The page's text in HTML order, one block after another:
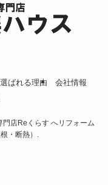
選ばれる理由
会社情報
店Reくらす へリフォーム
・断熱）.